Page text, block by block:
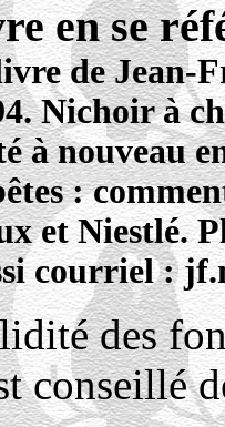
en se
de
Nichoir à
à nouveau
:
et Niestlé.
courriel :
des
conseillé